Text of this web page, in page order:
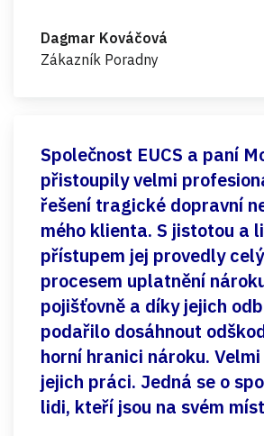
Dagmar Kováčová
Zákazník Poradny
Společnost EUCS a paní
přistoupily velmi
řešení tragické dopravní
mého klienta. S jistotou a
přístupem jej provedly
procesem uplatnění
pojišťovně a díky jejich
podařilo dosáhnout
horní hranici nároku.
jejich práci. Jedná se o
lidi, kteří jsou na svém